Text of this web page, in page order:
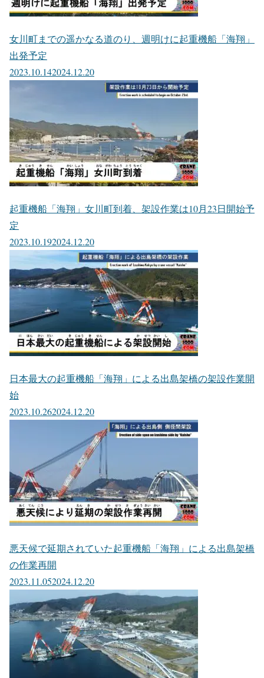
女川町までの遥かなる道のり、週明けに起重機船「海翔」
出発予定
2023.10.142024.12.20
起重機船「海翔」女川町到着、架設作業は10月23日開始予
定
2023.10.192024.12.20
日本最大の起重機船「海翔」による出島架橋の架設作業開
始
2023.10.262024.12.20
悪天候で延期されていた起重機船「海翔」による出島架橋
の作業再開
2023.11.052024.12.20